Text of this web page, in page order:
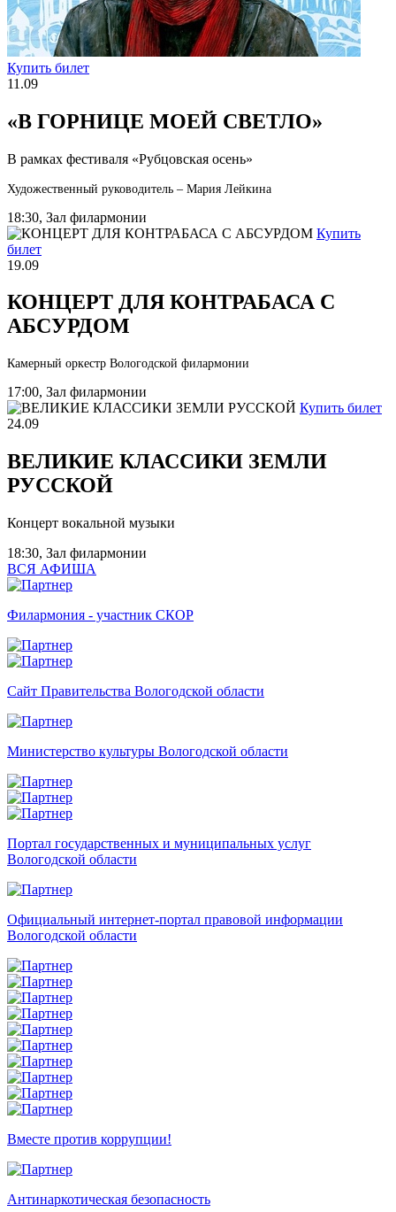
Купить билет
11.09
«В ГОРНИЦЕ МОЕЙ СВЕТЛО»
В рамках фестиваля «Рубцовская осень»
Художественный руководитель – Мария Лейкина
18:30, Зал филармонии
Купить
билет
19.09
КОНЦЕРТ ДЛЯ КОНТРАБАСА С
АБСУРДОМ
Камерный оркестр Вологодской филармонии
17:00, Зал филармонии
Купить билет
24.09
ВЕЛИКИЕ КЛАССИКИ ЗЕМЛИ
РУССКОЙ
Концерт вокальной музыки
18:30, Зал филармонии
ВСЯ АФИША
Филармония - участник СКОР
Сайт Правительства Вологодской области
Министерство культуры Вологодской области
Портал государственных и муниципальных услуг
Вологодской области
Официальный интернет-портал правовой информации
Вологодской области
Вместе против коррупции!
Антинаркотическая безопасность